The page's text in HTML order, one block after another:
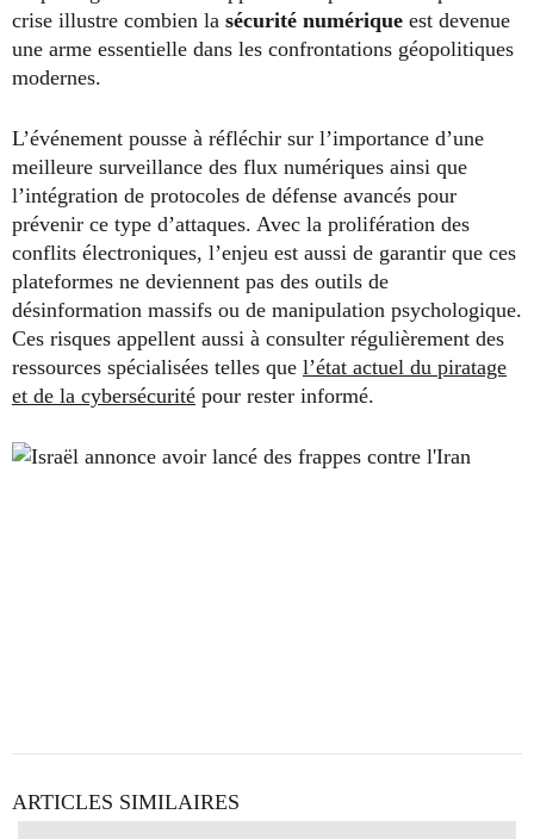
crise illustre combien la sécurité numérique est devenue
une arme essentielle dans les confrontations géopolitiques
modernes.
L’événement pousse à réfléchir sur l’importance d’une
meilleure surveillance des flux numériques ainsi que
l’intégration de protocoles de défense avancés pour
prévenir ce type d’attaques. Avec la prolifération des
conflits électroniques, l’enjeu est aussi de garantir que ces
plateformes ne deviennent pas des outils de
désinformation massifs ou de manipulation psychologique.
Ces risques appellent aussi à consulter régulièrement des
ressources spécialisées telles que l’état actuel du piratage
et de la cybersécurité pour rester informé.
ARTICLES SIMILAIRES